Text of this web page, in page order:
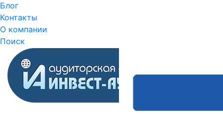
Блог
Контакты
О компании
Поиск